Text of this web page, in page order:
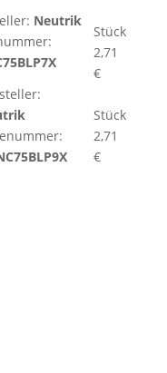
Neutrik
Stück
2,71
€
Stück
2,71
€